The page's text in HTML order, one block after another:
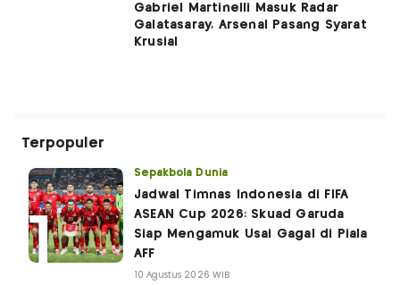
Gabriel Martinelli Masuk Radar
Galatasaray, Arsenal Pasang Syarat
Krusial
Terpopuler
Sepakbola Dunia
Jadwal Timnas Indonesia di FIFA
ASEAN Cup 2026: Skuad Garuda
Siap Mengamuk Usai Gagal di Piala
AFF
10 Agustus 2026 WIB